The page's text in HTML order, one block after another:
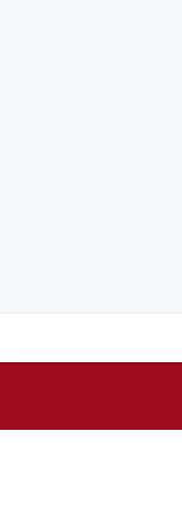
Perú